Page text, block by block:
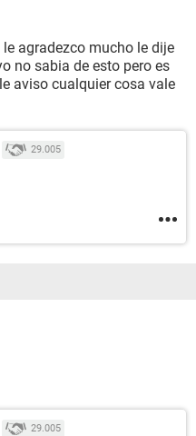
agradezco mucho le dije
no sabia de esto pero es
aviso cualquier cosa vale
29.005
29.005